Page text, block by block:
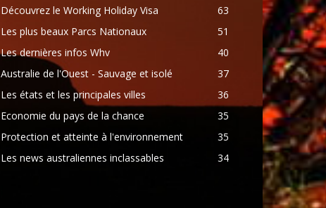
Découvrez le Working Holiday Visa
63
Les plus beaux Parcs Nationaux
51
Les dernières infos Whv
40
Australie de l'Ouest - Sauvage et isolé
37
Les états et les principales villes
36
Economie du pays de la chance
35
Protection et atteinte à l'environnement
35
Les news australiennes inclassables
34